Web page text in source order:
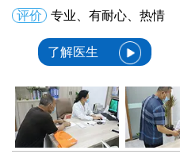
评价
专业、有耐心、热情
了解医生